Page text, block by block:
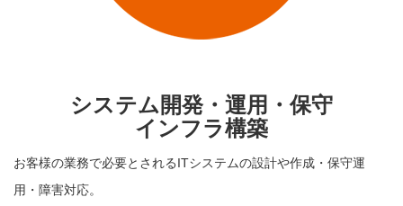
システム開発・運用・保守
インフラ構築
お客様の業務で必要とされるITシステムの設計や作成・保守運
用・障害対応。